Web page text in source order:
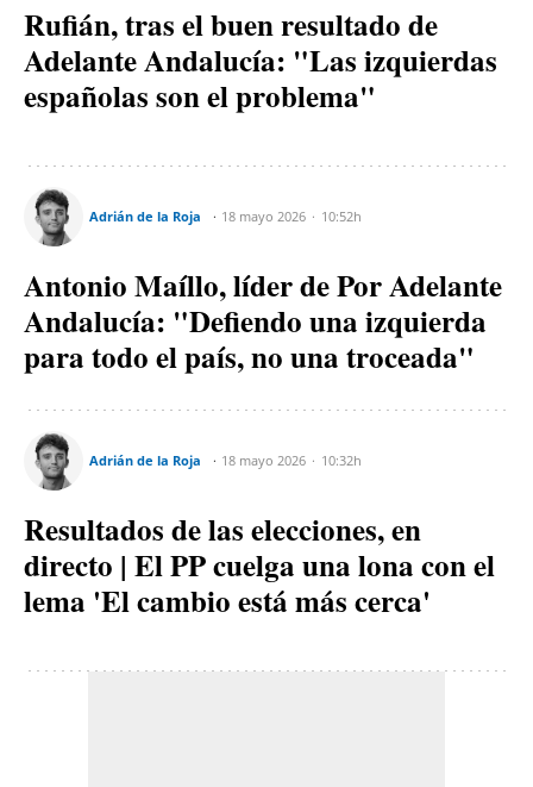
Rufián, tras el buen resultado de
Adelante Andalucía: "Las izquierdas
españolas son el problema"
Adrián de la Roja 18 mayo 2026 10:52h
Antonio Maíllo, líder de Por Adelante
Andalucía: "Defiendo una izquierda
para todo el país, no una troceada"
Adrián de la Roja 18 mayo 2026 10:32h
Resultados de las elecciones, en
directo | El PP cuelga una lona con el
lema 'El cambio está más cerca'